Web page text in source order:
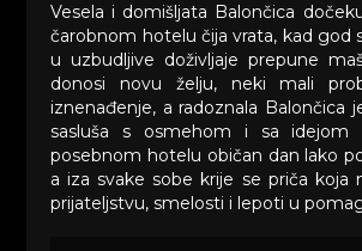
Vesela i domišljata Balončica
čarobnom hotelu čija vrata, kad god
u uzbudljive doživljaje prepune
donosi novu želju, neki mali
iznenađenje, a radoznala Balončica
sasluša s osmehom i sa idejom
posebnom hotelu običan dan lako
a iza svake sobe krije se priča koja
prijateljstvu, smelosti i lepoti u